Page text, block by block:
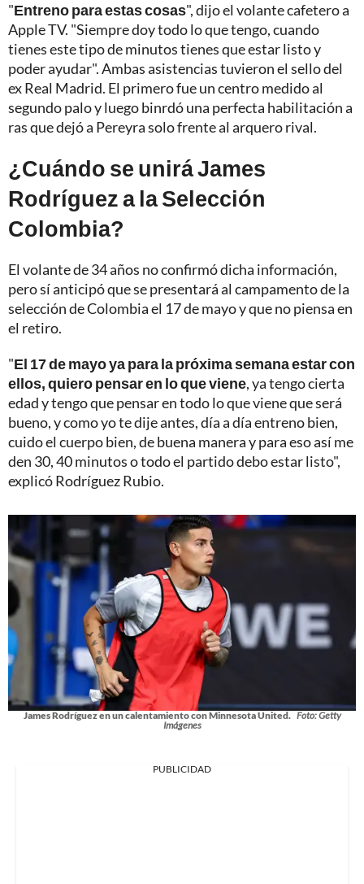
"Entreno para estas cosas", dijo el volante cafetero a
Apple TV. "Siempre doy todo lo que tengo, cuando
tienes este tipo de minutos tienes que estar listo y
poder ayudar". Ambas asistencias tuvieron el sello del
ex Real Madrid. El primero fue un centro medido al
segundo palo y luego binrdó una perfecta habilitación a
ras que dejó a Pereyra solo frente al arquero rival.
¿Cuándo se unirá James
Rodríguez a la Selección
Colombia?
El volante de 34 años no confirmó dicha información,
pero sí anticipó que se presentará al campamento de la
selección de Colombia el 17 de mayo y que no piensa en
el retiro.
"El 17 de mayo ya para la próxima semana estar con
ellos, quiero pensar en lo que viene, ya tengo cierta
edad y tengo que pensar en todo lo que viene que será
bueno, y como yo te dije antes, día a día entreno bien,
cuido el cuerpo bien, de buena manera y para eso así me
den 30, 40 minutos o todo el partido debo estar listo",
explicó Rodríguez Rubio.
James Rodríguez en un calentamiento con Minnesota United. Foto: Getty
Imágenes
PUBLICIDAD